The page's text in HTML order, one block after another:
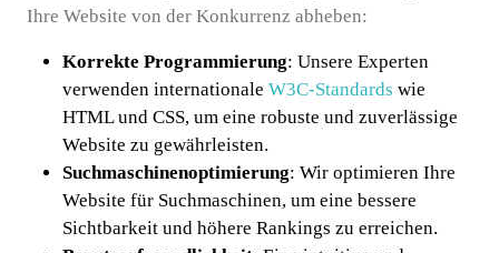
Ihre Website von der Konkurrenz abheben:
Korrekte Programmierung: Unsere Experten
verwenden internationale W3C-Standards wie
HTML und CSS, um eine robuste und zuverlässige
Website zu gewährleisten.
Suchmaschinenoptimierung: Wir optimieren Ihre
Website für Suchmaschinen, um eine bessere
Sichtbarkeit und höhere Rankings zu erreichen.